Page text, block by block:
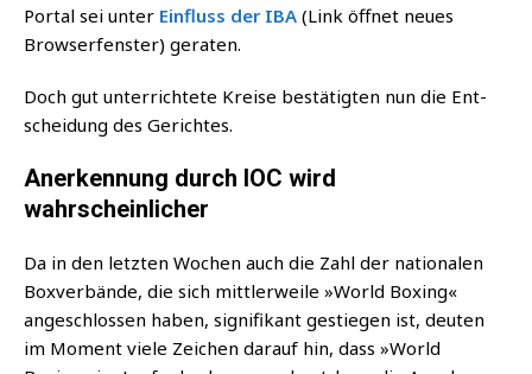
Por­tal sei unter Ein­fluss der IBA (Link öff­net neu­es
Brow­ser­fens­ter) geraten.
Doch gut unter­rich­te­te Krei­se bestä­tig­ten nun die Ent­
schei­dung des Gerichtes.
Anerkennung durch IOC wird
wahrscheinlicher
Da in den letz­ten Wochen auch die Zahl der natio­na­len
Box­ver­bän­de, die sich mitt­ler­wei­le »World Boxing«
ange­schlos­sen haben, signi­fi­kant gestie­gen ist, deu­ten
im Moment vie­le Zei­chen dar­auf hin, dass »World